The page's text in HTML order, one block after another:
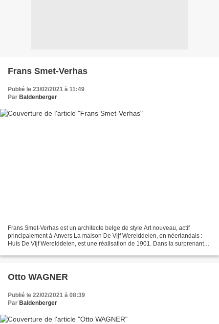
Frans Smet-Verhas
Publié le 23/02/2021 à 11:49
Par Baldenberger
Frans Smet-Verhas est un architecte belge de style Art nouveau, actif
principalement à Anvers La maison De Vijf Werelddelen, en néerlandais :
Huis De Vijf Werelddelen, est une réalisation de 1901. Dans la surprenante
Otto WAGNER
Publié le 22/02/2021 à 08:39
Par Baldenberger